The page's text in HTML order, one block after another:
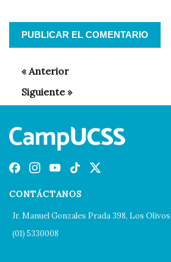
CONTÁCTANOS
Jr. Manuel Gonzales Prada 398, Los Olivos
(01) 5330008